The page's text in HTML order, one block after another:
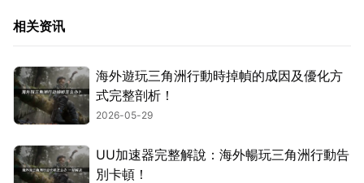
相关资讯
海外遊玩三角洲行動時掉幀的成因及優化方
式完整剖析！
2026-05-29
UU加速器完整解說：海外暢玩三角洲行動告
別卡頓！